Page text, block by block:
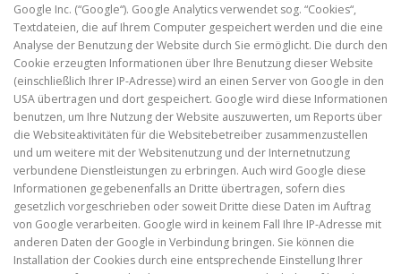
Google Inc. (“Google“). Google Analytics verwendet sog. “Cookies“,
Textdateien, die auf Ihrem Computer gespeichert werden und die eine
Analyse der Benutzung der Website durch Sie ermöglicht. Die durch den
Cookie erzeugten Informationen über Ihre Benutzung dieser Website
(einschließlich Ihrer IP-Adresse) wird an einen Server von Google in den
USA übertragen und dort gespeichert. Google wird diese Informationen
benutzen, um Ihre Nutzung der Website auszuwerten, um Reports über
die Websiteaktivitäten für die Websitebetreiber zusammenzustellen
und um weitere mit der Websitenutzung und der Internetnutzung
verbundene Dienstleistungen zu erbringen. Auch wird Google diese
Informationen gegebenenfalls an Dritte übertragen, sofern dies
gesetzlich vorgeschrieben oder soweit Dritte diese Daten im Auftrag
von Google verarbeiten. Google wird in keinem Fall Ihre IP-Adresse mit
anderen Daten der Google in Verbindung bringen. Sie können die
Installation der Cookies durch eine entsprechende Einstellung Ihrer